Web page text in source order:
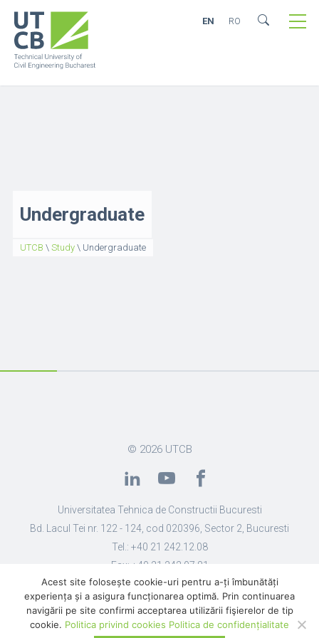
EN RO
Undergraduate
UTCB \ Study\ Undergraduate
© 2026 UTCB
Universitatea Tehnica de Constructii Bucuresti
Bd. Lacul Tei nr. 122 - 124, cod 020396, Sector 2, Bucuresti
Tel.: +40 21 242.12.08
Fax: +40 21 242.07.81
Email: secretariat@utcb.ro
Designed by Live Design
Acest site folosește cookie-uri pentru a-ți îmbunătăți
experiența și a asigura funcționarea optimă. Prin continuarea
navigării pe site confirmi acceptarea utilizării fişierelor de tip
cookie. Politica privind cookies Politica de confidențialitate